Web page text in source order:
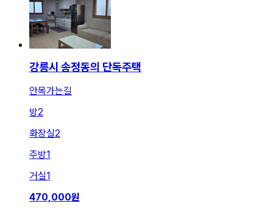
강릉시 송정동의 단독주택
안목가는길
방2
화장실2
주방1
거실1
470,000원